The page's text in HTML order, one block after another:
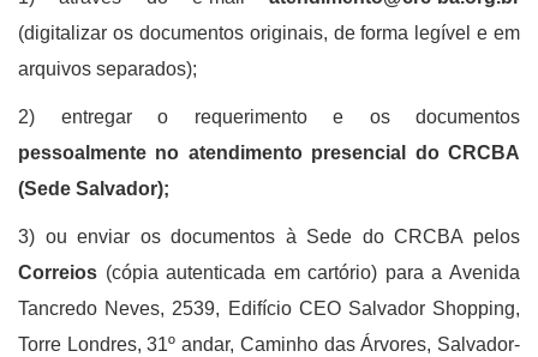
(digitalizar os documentos originais, de forma legível e em
arquivos separados);
2) entregar o requerimento e os documentos
pessoalmente no atendimento presencial do CRCBA
(Sede Salvador);
3) ou enviar os documentos à Sede do CRCBA pelos
Correios (cópia autenticada em cartório) para a Avenida
Tancredo Neves, 2539, Edifício CEO Salvador Shopping,
Torre Londres, 31º andar, Caminho das Árvores, Salvador-